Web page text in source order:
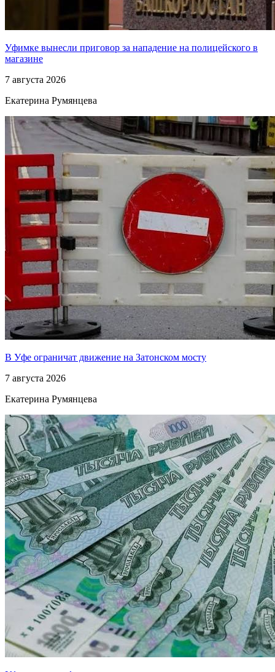
Уфимке вынесли приговор за нападение на полицейского в
магазине
7 августа 2026
Екатерина Румянцева
В Уфе ограничат движение на Затонском мосту
7 августа 2026
Екатерина Румянцева